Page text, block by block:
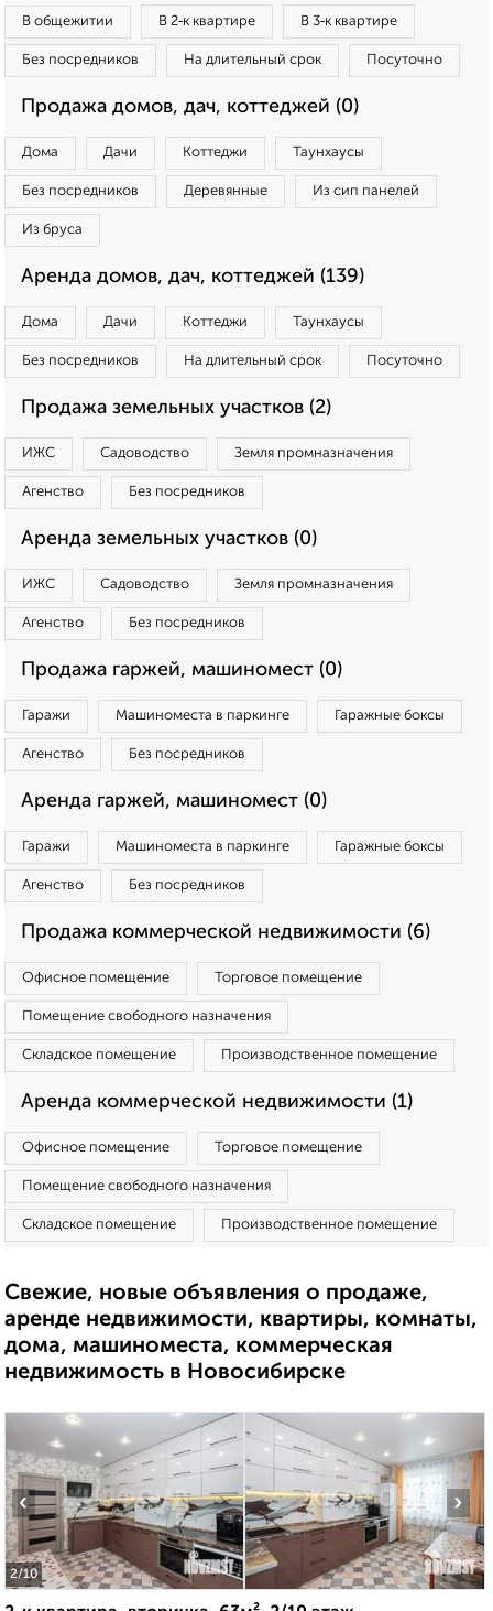
В общежитии В 2‑к квартире В 3‑к квартире
Без посредников На длительный срок Посуточно
Продажа домов, дач, коттеджей (0)
Дома Дачи Коттеджи Таунхаусы
Без посредников Деревянные Из сип панелей
Из бруса
Аренда домов, дач, коттеджей (139)
Дома Дачи Коттеджи Таунхаусы
Без посредников На длительный срок Посуточно
Продажа земельных участков (2)
ИЖС Садоводство Земля промназначения
Агенство Без посредников
Аренда земельных участков (0)
ИЖС Садоводство Земля промназначения
Агенство Без посредников
Продажа гаржей, машиномест (0)
Гаражи Машиноместа в паркинге Гаражные боксы
Агенство Без посредников
Аренда гаржей, машиномест (0)
Гаражи Машиноместа в паркинге Гаражные боксы
Агенство Без посредников
Продажа коммерческой недвижимости (6)
Офисное помещение Торговое помещение
Помещение свободного назначения
Складское помещение Производственное помещение
Аренда коммерческой недвижимости (1)
Офисное помещение Торговое помещение
Помещение свободного назначения
Складское помещение Производственное помещение
Свежие, новые объявления о продаже,
аренде недвижимости, квартиры, комнаты,
дома, машиноместа, коммерческая
недвижимость в Новосибирске
2/10
‹ ›